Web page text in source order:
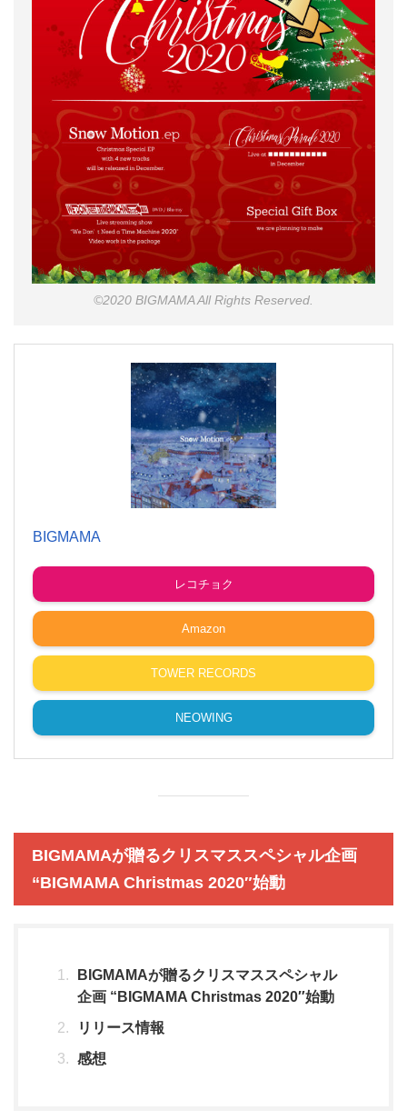
©2020 BIGMAMA All Rights Reserved.
BIGMAMA
レコチョク
Amazon
TOWER RECORDS
NEOWING
BIGMAMAが贈るクリスマススペシャル企画
“BIGMAMA Christmas 2020″始動
BIGMAMAが贈るクリスマススペシャル
企画 “BIGMAMA Christmas 2020″始動
リリース情報
感想